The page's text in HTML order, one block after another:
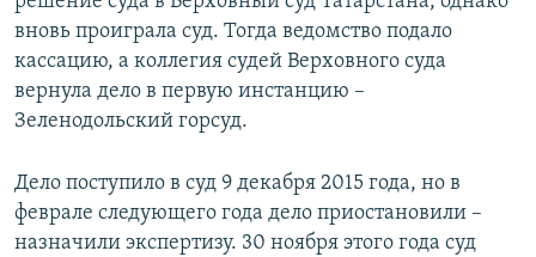
вновь проиграла суд. Тогда ведомство подало
кассацию, а коллегия судей Верховного суда
вернула дело в первую инстанцию –
Зеленодольский горсуд.
Дело поступило в суд 9 декабря 2015 года, но в
феврале следующего года дело приостановили –
назначили экспертизу. 30 ноября этого года суд